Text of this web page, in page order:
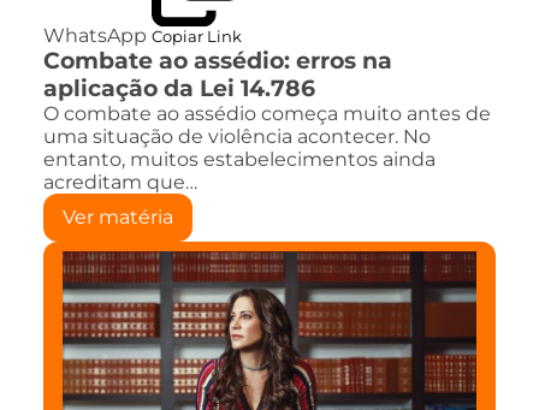
WhatsApp Copiar Link
Combate ao assédio: erros na
aplicação da Lei 14.786
O combate ao assédio começa muito antes de
uma situação de violência acontecer. No
entanto, muitos estabelecimentos ainda
acreditam que…
Ver matéria